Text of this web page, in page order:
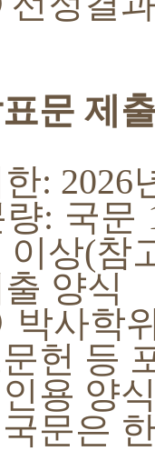
문 제
: 2026
: 국문
이상(참
양식
사학위
헌 등
용 양
문은 한